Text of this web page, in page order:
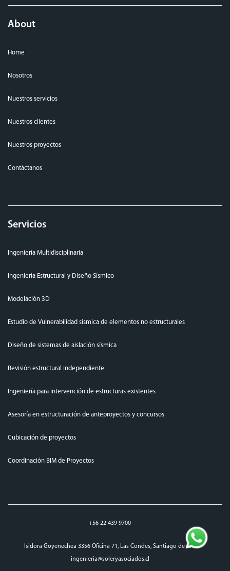
About
Home
Nosotros
Nuestros servicios
Nuestros clientes
Nuestros proyectos
Contáctanos
Servicios
Ingeniería Multidisciplinaria
Ingeniería Estructural y Diseño Sísmico
Modelación 3D
Estudio de Vulnerabilidad sísmica de elementos no estructurales
Diseño de sistemas de aislación sísmica
Revisión estructural independiente
Ingeniería para intervención de estructuras existentes
Asesoría en estructuración de anteproyectos y concursos
Cubicación de proyectos
Coordinación BIM de Proyectos
+56 22 439 9700
Isidora Goyenechea 3356 Oficina 71, Las Condes, Santiago de Chile
ingenieria@soleryasociados.cl